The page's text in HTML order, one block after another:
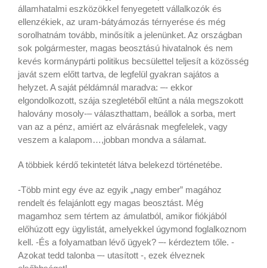
államhatalmi eszközökkel fenyegetett vállalkozók és
ellenzékiek, az uram-bátyámozás térnyerése és még
sorolhatnám tovább, minősítik a jelenünket. Az országban
sok polgármester, magas beosztású hivatalnok és nem
kevés kormánypárti politikus becsülettel teljesít a közösség
javát szem előtt tartva, de legfelül gyakran sajátos a
helyzet. A saját példámnál maradva: –- ekkor
elgondolkozott, szája szegletéből eltűnt a nála megszokott
halovány mosoly-– választhattam, beállok a sorba, mert
van az a pénz, amiért az elvárásnak megfelelek, vagy
veszem a kalapom…,jobban mondva a sálamat.
A többiek kérdő tekintetét látva belekezd történetébe.
-Több mint egy éve az egyik „nagy ember” magához
rendelt és felajánlott egy magas beosztást. Még
magamhoz sem tértem az ámulatból, amikor fiókjából
előhúzott egy ügylistát, amelyekkel úgymond foglalkoznom
kell. -És a folyamatban lévő ügyek? –- kérdeztem tőle. -
Azokat tedd talonba –- utasított -, ezek élveznek